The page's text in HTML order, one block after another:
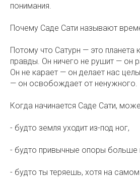
понимания.
Почему Саде Сати называют
Потому что Сатурн — это планета
правды. Он ничего не рушит — он
Он не карает — он делает нас
— он освобождает от ненужного.
Когда начинается Саде Сати,
- будто земля уходит из-под ног, ⠀
- будто привычные опоры больше
- будто ты теряешь, хотя на